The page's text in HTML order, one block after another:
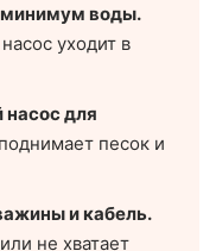
минимум воды.
уходит в
для
песок и
и кабель.
не хватает